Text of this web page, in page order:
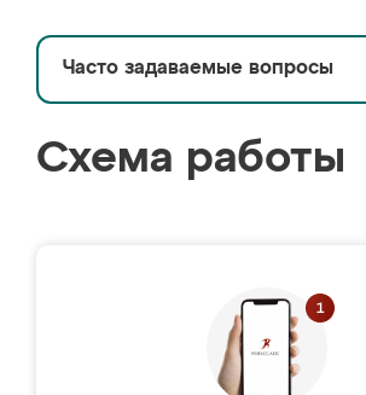
Часто задаваемые вопросы
Схема работы